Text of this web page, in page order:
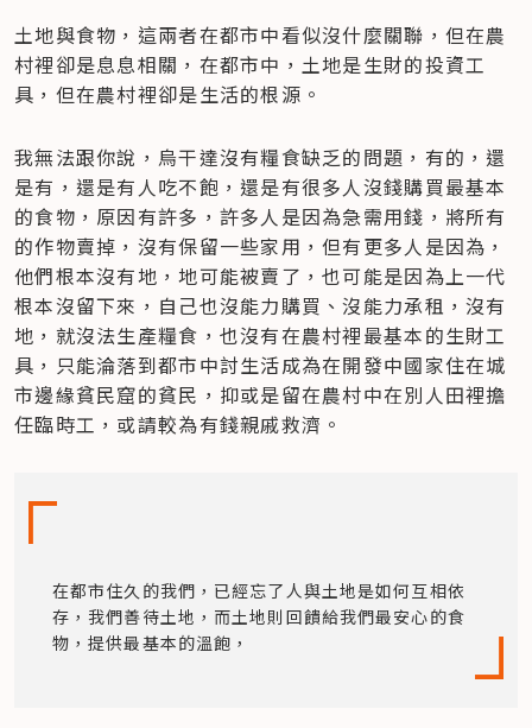
土地與食物，這兩者在都市中看似沒什麼關聯，但在農
村裡卻是息息相關，在都市中，土地是生財的投資工
具，但在農村裡卻是生活的根源。
我無法跟你說，烏干達沒有糧食缺乏的問題，有的，還
是有，還是有人吃不飽，還是有很多人沒錢購買最基本
的食物，原因有許多，許多人是因為急需用錢，將所有
的作物賣掉，沒有保留一些家用，但有更多人是因為，
他們根本沒有地，地可能被賣了，也可能是因為上一代
根本沒留下來，自己也沒能力購買、沒能力承租，沒有
地，就沒法生產糧食，也沒有在農村裡最基本的生財工
具，只能淪落到都市中討生活成為在開發中國家住在城
市邊緣貧民窟的貧民，抑或是留在農村中在別人田裡擔
任臨時工，或請較為有錢親戚救濟。
在都市住久的我們，已經忘了人與土地是如何互相依
存，我們善待土地，而土地則回饋給我們最安心的食
物，提供最基本的溫飽，